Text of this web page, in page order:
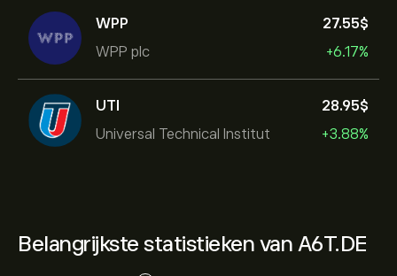
WPP
WPP plc
27.55‎$‎
+6.17%
UTI
Universal Technical Institut
28.95‎$‎
+3.88%
Belangrijkste statistieken van A6T.DE